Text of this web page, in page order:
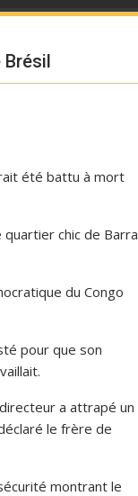
Brésil
été battu à mort
chic de Barra
du Congo
pour que son
a attrapé un
le frère de
montrant le